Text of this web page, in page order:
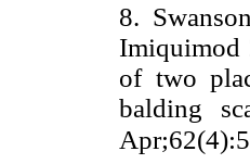
8.
Imiquimod
of two
balding